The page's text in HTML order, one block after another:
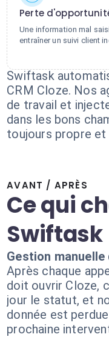
Perte
Une information mal
entraîner un suivi client
Swiftask
CRM Cloze. Nos
de travail et
dans les bons
toujours propre et
AVANT / APRÈS
Ce qui
Swiftask
Gestion manuelle
Après chaque
doit ouvrir Cloze,
jour le statut, et
donnée est
prochaine